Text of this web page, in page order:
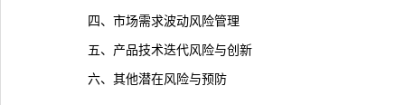
四、市场需求波动风险管理
五、产品技术迭代风险与创新
六、其他潜在风险与预防